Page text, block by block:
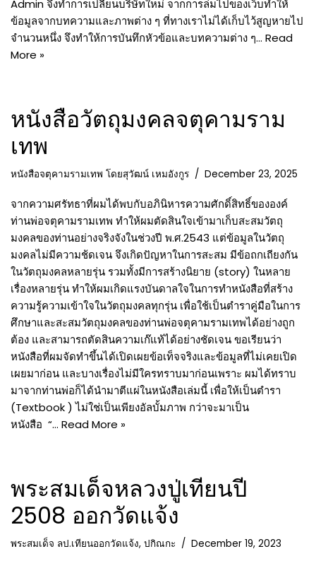
Admin จึงทำการเปลี่ยนบริษัทใหม่ จากการล่มไปของเว็บทำให้
ข้อมูลจากบทความและภาพต่าง ๆ ที่ทางเราไม่ได้เก็บไว้สูญหายไป
จำนวนหนึ่ง จึงทำให้การบันทึกหัวข้อและบทความต่าง ๆ… Read
More »
หนังสือวัตถุมงคลจตุคามราม
เทพ
หนังสือจตุคามรามเทพ โดยสุวัฒน์ เหมอังกูร December 23, 2025
จากความศรัทธาที่ผมได้พบกับอภินิหารความศักดิ์สิทธิ์ขององค์
ท่านพ่อจตุคามรามเทพ ทำให้ผมตัดสินใจเข้ามาเก็บสะสมวัตถุ
มงคลของท่านอย่างจริงจังในช่วงปี พ.ศ.2543 แต่ข้อมูลในวัตถุ
มงคลไม่มีความช้ดเจน จึงเกิดปัญหาในการสะสม มีข้อถกเถียงกัน
ในวัตถุมงคลหลายรุ่น รวมทั้งมีการสร้างนิยาย (story) ในหลาย
เรื่องหลายรุ่น ทำให้ผมเกิดแรงบันดาลใจในการทำหนังสือที่สร้าง
ความรู้ความเข้าใจในวัตถุมงคลทุกรุ่น เพื่อใช้เป็นตำราคู่มือในการ
ศึกษาและสะสมวัตถุมงคลของท่านพ่อจตุคามรามเทพได้อย่างถูก
ต้อง และสามารถตัดสินความเก๊แท้ได้อย่างชัดเจน ขอเรียนว่า
หนังสือที่ผมจัดทำขึ้นได้เปิดเผยข้อเท็จจริงและข้อมูลที่ไม่เคยเปิด
เผยมาก่อน และบางเรื่องไม่มีใครทราบมาก่อนเพราะ ผมได้ทราบ
มาจากท่านพ่อก็ได้นำมาตีแผ่ในหนังสือเล่มนี้ เพื่อให้เป็นตำรา
(Textbook ) ไม่ใช่เป็นเพียงอัลบั้มภาพ กว่าจะมาเป็น
หนังสือ “… Read More »
พระสมเด็จหลวงปู่เทียนปี
2508 ออกวัดแจ้ง
พระสมเด็จ ลป.เทียนออกวัดแจ้ง, ปกิณกะ December 19, 2023